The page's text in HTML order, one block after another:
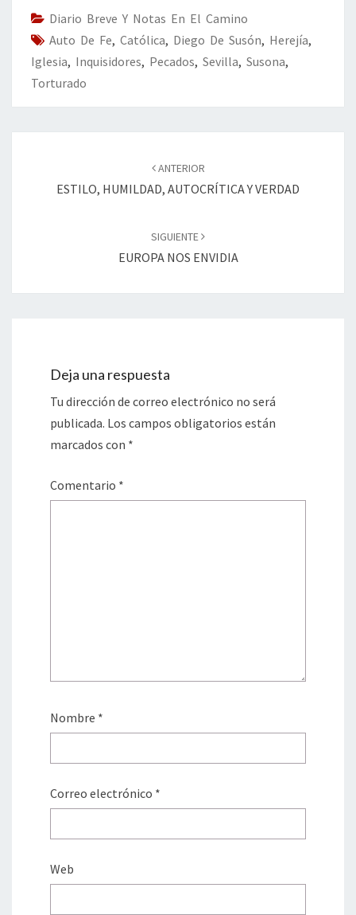
o
k
n
ar
tir
Diario Breve Y Notas En El Camino
Auto De Fe, Católica, Diego De Susón, Herejía,
Iglesia, Inquisidores, Pecados, Sevilla, Susona,
Torturado
entradas
ANTERIOR
ESTILO, HUMILDAD, AUTOCRÍTICA Y VERDAD
SIGUIENTE
EUROPA NOS ENVIDIA
Deja una respuesta
Tu dirección de correo electrónico no será
publicada. Los campos obligatorios están
marcados con *
Comentario *
Nombre *
Correo electrónico *
Web